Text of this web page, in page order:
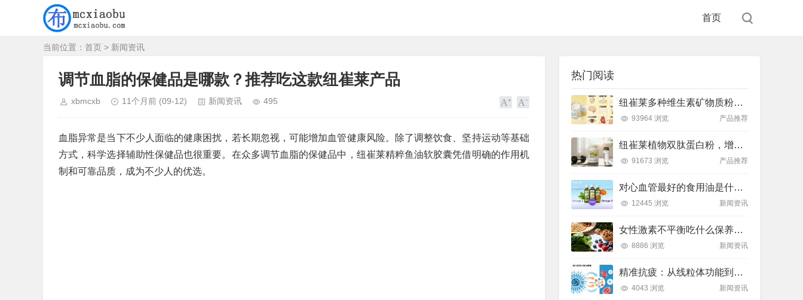
首页
当前位置： 首页 > 新闻资讯
调节血脂的保健品是哪款？推荐吃这款纽崔莱产品
xbmcxb 11个月前 (09-12) 新闻资讯 495
血脂异常是当下不少人面临的健康困扰，若长期忽视，可能增加血管健康风险。除了调整饮食、坚持运动等基础
方式，科学选择辅助性保健品也很重要。在众多调节血脂的保健品中，纽崔莱精粹鱼油软胶囊凭借明确的作用机
制和可靠品质，成为不少人的优选。
热门阅读
纽崔莱多种维生素矿物质粉，小金粉守护全天健康活力
93964 浏览 产品推荐
纽崔莱植物双肽蛋白粉，增肌补充蛋白质好帮手
91673 浏览 产品推荐
对心血管最好的食用油是什么油？推荐吃这款安利油品
12445 浏览 新闻资讯
女性激素不平衡吃什么保养片可以调节？推荐吃这款纽崔莱保养片
8886 浏览 新闻资讯
精准抗疲：从线粒体功能到造血机制，热门营养方案全解析
4043 浏览 新闻资讯